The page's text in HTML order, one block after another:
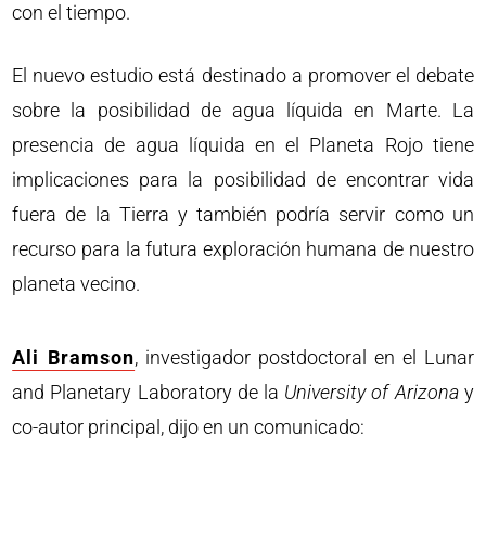
con el tiempo.
El nuevo estudio está destinado a promover el debate
sobre la posibilidad de agua líquida en Marte. La
presencia de agua líquida en el Planeta Rojo tiene
implicaciones para la posibilidad de encontrar vida
fuera de la Tierra y también podría servir como un
recurso para la futura exploración humana de nuestro
planeta vecino.
Ali Bramson, investigador postdoctoral en el Lunar
and Planetary Laboratory de la University of Arizonay
co-autor principal, dijo en un comunicado: